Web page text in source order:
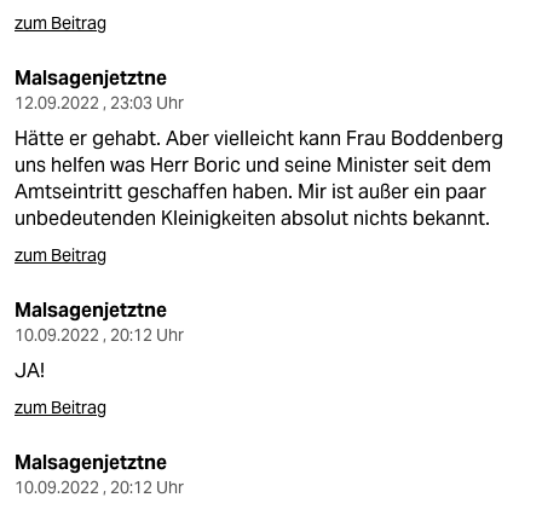
unterstützen
abo
genossenschaft
epaper login
zum Beitrag
Malsagenjetztne
12.09.2022 , 23:03 Uhr
Hätte er gehabt. Aber vielleicht kann Frau Boddenberg
uns helfen was Herr Boric und seine Minister seit dem
Amtseintritt geschaffen haben. Mir ist außer ein paar
unbedeutenden Kleinigkeiten absolut nichts bekannt.
zum Beitrag
Malsagenjetztne
10.09.2022 , 20:12 Uhr
JA!
zum Beitrag
Malsagenjetztne
10.09.2022 , 20:12 Uhr